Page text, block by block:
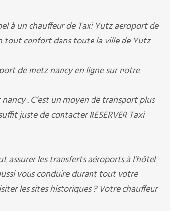
à un chauffeur de Taxi Yutz aeroport de
tout confort dans toute la ville de Yutz
de metz nancy en ligne sur notre
. C’est un moyen de transport plus
juste de contacter RESERVER Taxi
assurer les transferts aéroports à l’hôtel
vous conduire durant tout votre
les sites historiques ? Votre chauffeur